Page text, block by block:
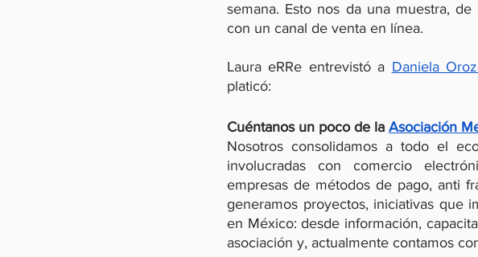
semana. Esto nos da una muestra,
con un canal de venta en línea.
Laura eRRe entrevistó a Daniela
platicó:
Cuéntanos un poco de la Asociación
Nosotros consolidamos a todo el
involucradas con comercio
empresas de métodos de pago, anti
generamos proyectos, iniciativas que
en México: desde información,
asociación y, actualmente contamos